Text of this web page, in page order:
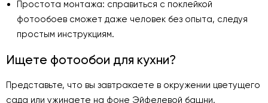
Простота монтажа: справиться с поклейкой
фотообоев сможет даже человек без опыта, следуя
простым инструкциям.
Ищете фотообои для кухни?
Представьте, что вы завтракаете в окружении цветущего
сада или ужинаете на фоне Эйфелевой башни.